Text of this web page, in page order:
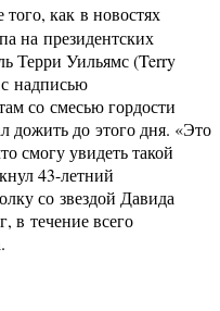
как в новостях
на президентских
Терри Уильямс (Terry
надписью
со смесью гордости
дожить до этого дня. «Это
смогу увидеть такой
43-летний
со звездой Давида
в течение всего